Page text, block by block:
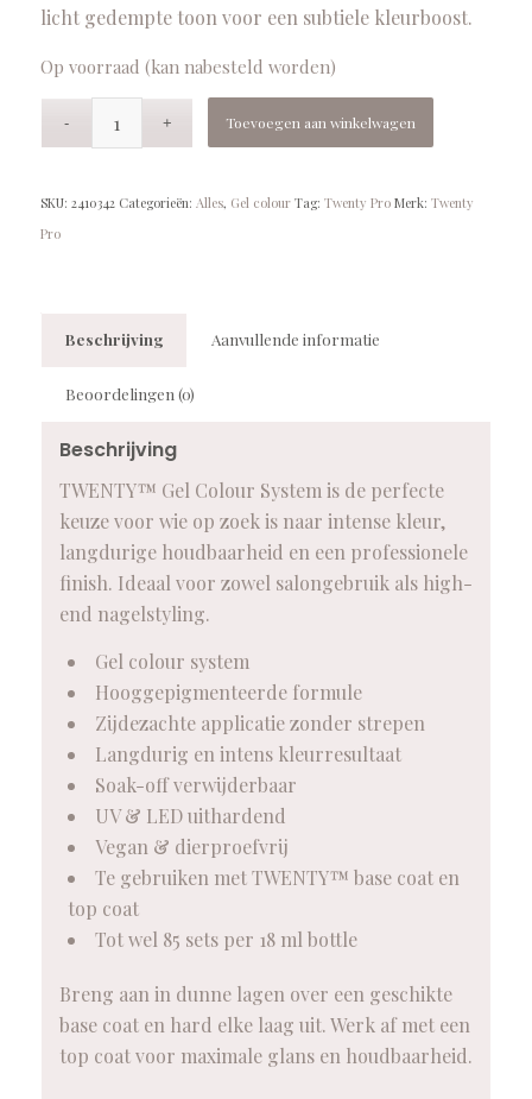
licht gedempte toon voor een subtiele kleurboost.
Op voorraad (kan nabesteld worden)
Toevoegen aan winkelwagen
SKU: 2410342 Categorieën: Alles, Gel colour Tag: Twenty Pro Merk: Twenty
Pro
Beschrijving Aanvullende informatie
Beoordelingen (0)
Beschrijving
TWENTY™ Gel Colour System is de perfecte
keuze voor wie op zoek is naar intense kleur,
langdurige houdbaarheid en een professionele
finish. Ideaal voor zowel salongebruik als high-
end nagelstyling.
Gel colour system
Hooggepigmenteerde formule
Zijdezachte applicatie zonder strepen
Langdurig en intens kleurresultaat
Soak-off verwijderbaar
UV & LED uithardend
Vegan & dierproefvrij
Te gebruiken met TWENTY™ base coat en
top coat
Tot wel 85 sets per 18 ml bottle
Breng aan in dunne lagen over een geschikte
base coat en hard elke laag uit. Werk af met een
top coat voor maximale glans en houdbaarheid.